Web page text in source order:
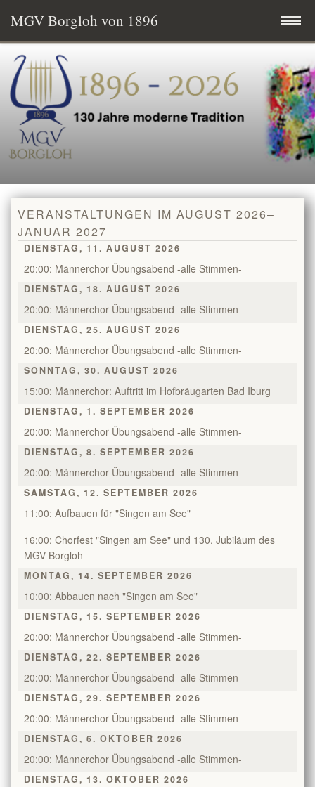
MGV Borgloh von 1896
Zum
Inhalt
springen
Startseite
Termine
MGV aktuell
Wissenswertes
Mitglied werden
Mitglieder
TeutoChoriFeen
TeutoChoriFeen
TeutoChoriFeen-Termine
TeutoChoriFeen Einblicke
TeutoChoriFeen Vorstand
TeutoChoriFeen intern
TeutoMusiKids
TeutoMusiKids
TeutoMusiKids-Termine
TeutoMusiKids News
VERANSTALTUNGEN IM AUGUST 2026–
JANUAR 2027
DIENSTAG, 11. AUGUST 2026
20:00: Männerchor Übungsabend -alle Stimmen-
DIENSTAG, 18. AUGUST 2026
20:00: Männerchor Übungsabend -alle Stimmen-
DIENSTAG, 25. AUGUST 2026
20:00: Männerchor Übungsabend -alle Stimmen-
SONNTAG, 30. AUGUST 2026
15:00: Männerchor: Auftritt im Hofbräugarten Bad Iburg
DIENSTAG, 1. SEPTEMBER 2026
20:00: Männerchor Übungsabend -alle Stimmen-
DIENSTAG, 8. SEPTEMBER 2026
20:00: Männerchor Übungsabend -alle Stimmen-
SAMSTAG, 12. SEPTEMBER 2026
11:00: Aufbauen für "Singen am See"
16:00: Chorfest "Singen am See" und 130. Jubiläum des
MGV-Borgloh
MONTAG, 14. SEPTEMBER 2026
10:00: Abbauen nach "Singen am See"
DIENSTAG, 15. SEPTEMBER 2026
20:00: Männerchor Übungsabend -alle Stimmen-
DIENSTAG, 22. SEPTEMBER 2026
20:00: Männerchor Übungsabend -alle Stimmen-
DIENSTAG, 29. SEPTEMBER 2026
20:00: Männerchor Übungsabend -alle Stimmen-
DIENSTAG, 6. OKTOBER 2026
20:00: Männerchor Übungsabend -alle Stimmen-
DIENSTAG, 13. OKTOBER 2026